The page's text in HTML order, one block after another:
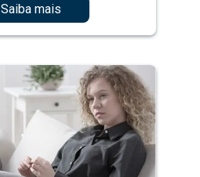
Saiba mais